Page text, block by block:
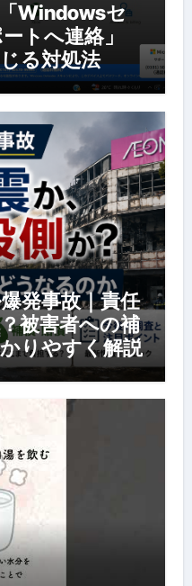
「Windowsセ
トへ連絡」
る対処法
発事故｜責任
被害者への補
りやすく解説